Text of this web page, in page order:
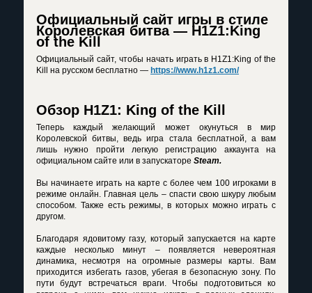
Официальный сайт игры в стиле
Королевская битва — H1Z1:King
of the Kill
Официальный сайт, чтобы начать играть в H1Z1:King of the
Kill на русском бесплатно — https://www.h1z1.com/
Обзор H1Z1: King of the Kill
Теперь каждый желающий может окунуться в мир
Королевской битвы, ведь игра стала бесплатной, а вам
лишь нужно пройти легкую регистрацию аккаунта на
официальном сайте или в запускаторе Steam.
Вы начинаете играть на карте с более чем 100 игроками в
режиме онлайн. Главная цель – спасти свою шкуру любым
способом. Также есть режимы, в которых можно играть с
другом.
Благодаря ядовитому газу, который запускается на карте
каждые несколько минут – появляется невероятная
динамика, несмотря на огромные размеры карты. Вам
приходится избегать газов, убегая в безопасную зону. По
пути будут встречаться враги. Чтобы подготовиться ко